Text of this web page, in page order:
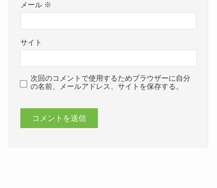
メール ※
サイト
次回のコメントで使用するためブラウザーに自分
の名前、メールアドレス、サイトを保存する。